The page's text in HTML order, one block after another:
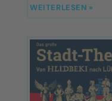
WEITERLESEN »